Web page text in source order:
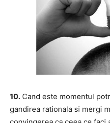
10. Cand este momentul
gandirea rationala si mergi